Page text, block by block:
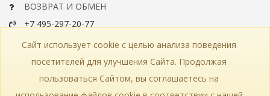
ВОЗВРАТ И ОБМЕН
+7 495-297-20-77
info@bohemiaartclassic.ru
СКАЧАТЬ КАТАЛОГ
Сайт использует cookie с целью анализа поведения
посетителей для улучшения Сайта. Продолжая
пользоваться Сайтом, вы соглашаетесь на